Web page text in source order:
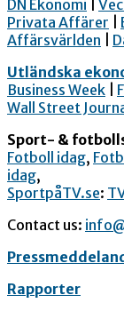
DN Ekonomi
Privata Affärer
Affärsvärlden
Utländska
Business Week
Wall Street
Sport- &
Fotboll idag,
idag,
SportpåTV.se:
Contact us:
Rapporter